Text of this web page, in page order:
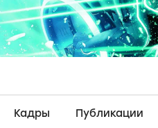
Кадры Публикации